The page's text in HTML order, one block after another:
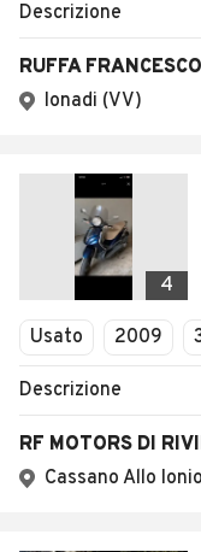
Descrizione
RUFFA FRANCESCO
Ionadi (VV)
4
Usato 2009
Descrizione
RF MOTORS DI
Cassano Allo